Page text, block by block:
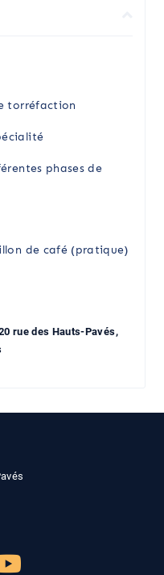
torréfaction
phases de
de café (pratique)
rue des Hauts-Pavés,